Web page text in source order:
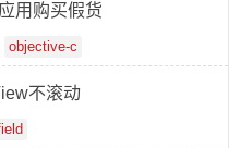
用购买假货
objective-c
不滚动